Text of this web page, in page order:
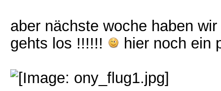
aber nächste woche haben
gehts los !!!!!!
hier noch ein